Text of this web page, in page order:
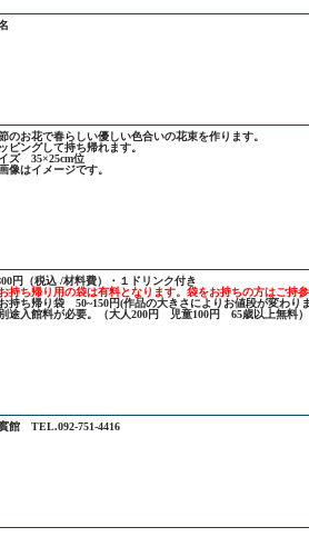
のお花で春らしい優しい色合いの花束を作ります。
ピングして持ち帰れます。
ズ 35×25cm位
像はイメージです。
円（税込 /材料費）・１ドリンク付き
持ち帰り用の袋は有料となります。袋をお持ちの方はご持
持ち帰り袋 50~150円(作品の大きさによりお値段が変わり
途入館料が必要。（大人200円 児童100円 65歳以上無料）
館 TEL.092-751-4416